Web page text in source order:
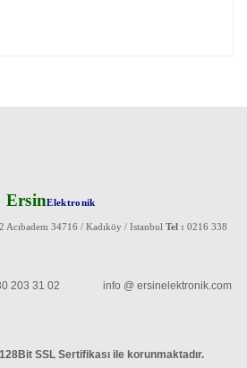
ErsinElektronik
34716 / Kadıköy / Istanbul Tel : 0216 338
203 31 02 info @ ersinelektronik.com
SSL Sertifikası ile korunmaktadır.